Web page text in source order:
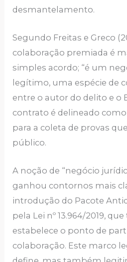
desmantelamento.
Segundo Freitas e Greco
colaboração premiada é
simples acordo; “é um
legítimo, uma espécie de
entre o autor do delito e o
contrato é delineado
para a coleta de provas
público.
A noção de “negócio
ganhou contornos mais
introdução do Pacote
pela Lei nº 13.964/2019,
estabelece o ponto de
colaboração. Este marco